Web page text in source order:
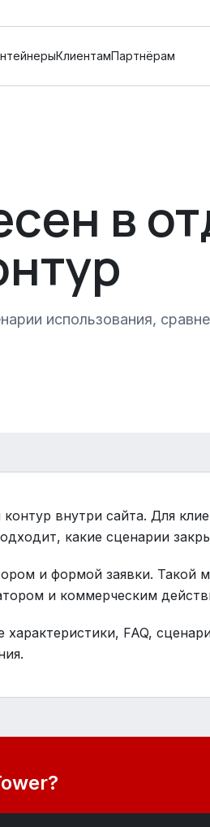
КлиентамПартнёрам
в
использования,
внутри сайта. Для
какие сценарии
и формой заявки. Такой
и коммерческим
FAQ,